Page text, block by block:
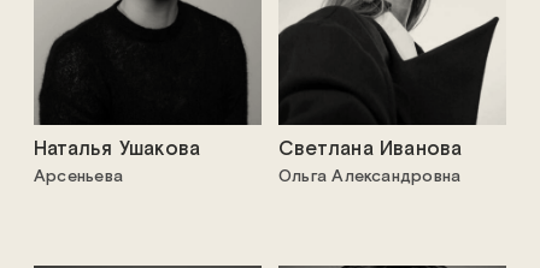
Наталья Ушакова
Арсеньева
Светлана Иванова
Ольга Александровна